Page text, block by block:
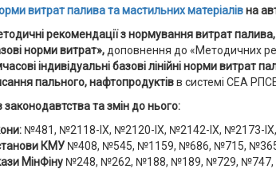
витрат палива та мастильних матеріалівна
рекомендації з нормування витрат палива,
норми витрат», доповнення до «Методичних
індивідуальні базові лінійні норми витрат
пального, нафтопродуктівв системі СЕА
законодавтства та змін до нього:
№481, №2118-IX, №2120-IX, №2142-IX, №2173-
КМУ №408, №545, №1159, №686, №715,
МінФіну №248, №262, №188, №189, №729, №747,